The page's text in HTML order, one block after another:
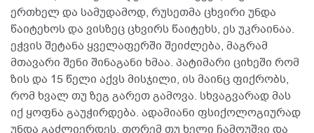
ერთხელ და სამუდამოდ, რუსეთმა ცხვირი უნდა
წაიტეხოს და ვისზეც ცხვირს წაიტეხს, ეს უკრაინაა.
ეჭვის შეტანა ყველაფერში შეიძლება, მაგრამ
მთავარი შენი შინაგანი ხმაა. პატიმარი ციხეში რომ
ზის და 15 წელი აქვს მისჯილი, ის მაინც ფიქრობს,
რომ ხვალ თუ ზეგ გარეთ გამოვა. სხვაგვარად მას
იქ ყოფნა გაუჭირდება. ადამიანი ფსიქოლოგიურად
უნდა გაძლიერდეს, თორემ თუ ხელი ჩამოუშვი და